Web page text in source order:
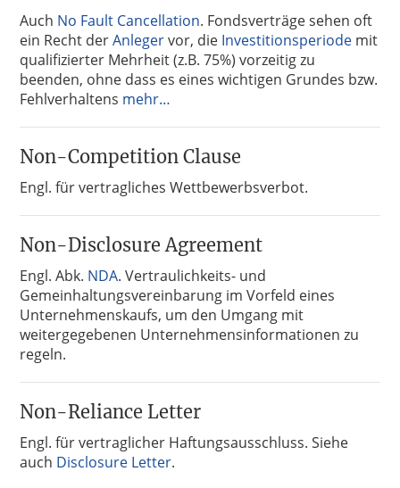
Auch No Fault Cancellation. Fondsverträge sehen oft
ein Recht derAnlegervor, die Investitionsperiode mit
qualifizierter Mehrheit (z.B. 75%) vorzeitig zu
beenden, ohne dass es eines wichtigen Grundes bzw.
Fehlverhaltens mehr…
Non-Competition Clause
Engl. für vertragliches Wettbewerbsverbot.
Non-Disclosure Agreement
Engl. Abk. NDA. Vertraulichkeits- und
Gemeinhaltungsvereinbarung im Vorfeld eines
Unternehmenskaufs, um den Umgang mit
weitergegebenen Unternehmensinformationen zu
regeln.
Non-Reliance Letter
Engl. für vertraglicher Haftungsausschluss. Siehe
auch Disclosure Letter.